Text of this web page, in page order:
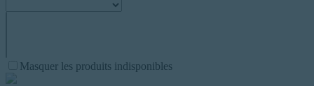
Masquer les produits indisponibles